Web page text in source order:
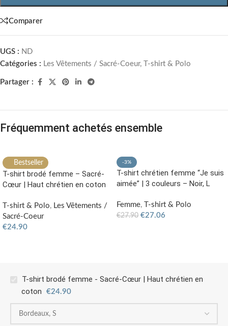
Comparer
UGS : ND
Catégories : Les Vêtements / Sacré-Coeur, T-shirt & Polo
Partager :
Fréquemment achetés ensemble
Bestseller
T-shirt brodé femme – Sacré-
Cœur | Haut chrétien en coton
T-shirt & Polo, Les Vêtements /
Sacré-Coeur
€24.90
-3%
T-shirt chrétien femme “Je suis
aimée” | 3 couleurs – Noir, L
Femme, T-shirt & Polo
€27.90 €27.06
T-shirt brodé femme - Sacré-Cœur | Haut chrétien en
coton
€24.90